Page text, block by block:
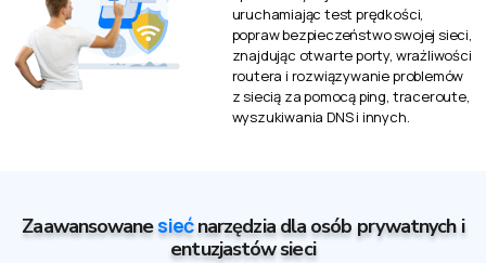
uruchamiając test prędkości,
popraw bezpieczeństwo swojej sieci,
znajdując otwarte porty, wrażliwości
routera i rozwiązywanie problemów
z siecią za pomocą ping, traceroute,
wyszukiwania DNS i innych.
Zaawansowanesieć narzędzia dla osób prywatnych i
entuzjastów sieci